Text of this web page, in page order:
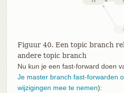
Figuur 40. Een topic branch
andere topic branch
Nu kun je een fast-forward doen
Je master branch fast-forwarden
wijzigingen mee te nemen):